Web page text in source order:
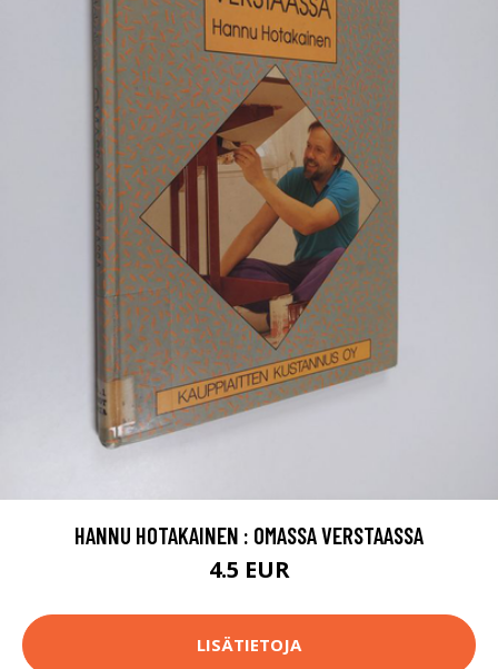
HANNU HOTAKAINEN : OMASSA VERSTAASSA
4.5 EUR
LISÄTIETOJA